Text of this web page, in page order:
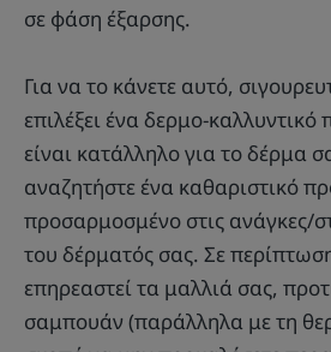
σε φάση έξαρσης.
Για να το κάνετε αυτό,
επιλέξει ένα δερμο-καλλυντικό
είναι κατάλληλο για το δέρμα
αναζητήστε ένα καθαριστικό
προσαρμοσμένο στις ανάγκες/
του δέρματός σας. Σε
επηρεαστεί τα μαλλιά σας,
σαμπουάν (παράλληλα με τη